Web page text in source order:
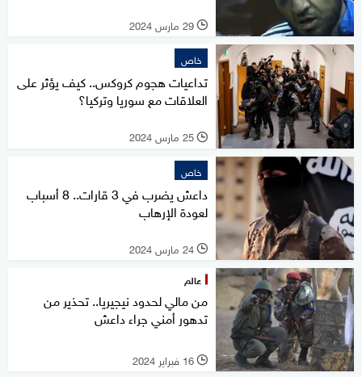
l 29 مارس 2024
خاص
تداعيات هجوم كروكس.. كيف يؤثر على
العلاقات مع سوريا وتركيا؟
l 25 مارس 2024
خاص
داعش يضرب في 3 قارات.. 8 أسباب
لعودة الإرهاب
l 24 مارس 2024
عالم
من مالي لحدود نيجيريا.. تحذير من
تدهور أمني جراء داعش
l 16 فبراير 2024